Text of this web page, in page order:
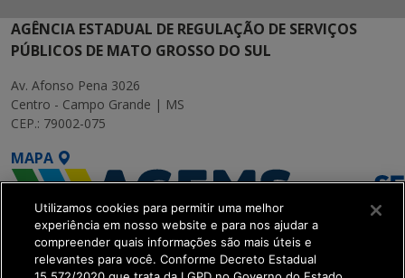
AGÊNCIA ESTADUAL DE REGULAÇÃO DE SERVIÇOS
PÚBLICOS DE MATO GROSSO DO SUL
Av. Afonso Pena 3026
Centro - Campo Grande | MS
CEP.: 79002-075
MAPA
Utilizamos cookies para permitir uma melhor
experiência em nosso website e para nos ajudar a
compreender quais informações são mais úteis e
relevantes para você. Conforme Decreto Estadual